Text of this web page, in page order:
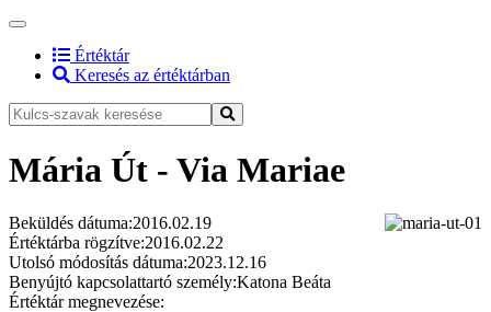
Értéktár
Keresés az értéktárban
Mária Út - Via Mariae
Beküldés dátuma:2016.02.19
Értéktárba rögzítve:2016.02.22
Utolsó módosítás dátuma:2023.12.16
Benyújtó kapcsolattartó személy:Katona Beáta
Értéktár megnevezése: